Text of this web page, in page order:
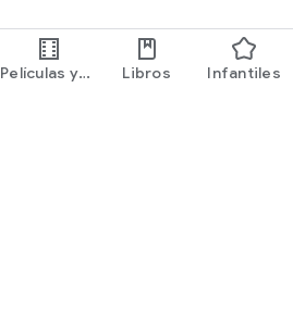
Películas y
Libros Infantiles